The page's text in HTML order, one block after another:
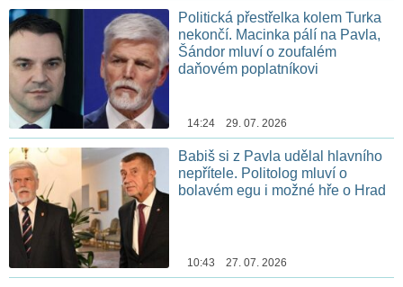
Politická přestřelka kolem Turka
nekončí. Macinka pálí na Pavla,
Šándor mluví o zoufalém
daňovém poplatníkovi
14:24 29. 07. 2026
Babiš si z Pavla udělal hlavního
nepřítele. Politolog mluví o
bolavém egu i možné hře o Hrad
10:43 27. 07. 2026